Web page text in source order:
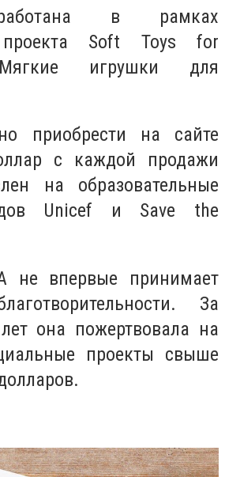
в рамках
проекта Soft Toys for
игрушки для
приобрести на сайте
с каждой продажи
на образовательные
Unicef и Save the
не впервые принимает
За
она пожертвовала на
проекты свыше